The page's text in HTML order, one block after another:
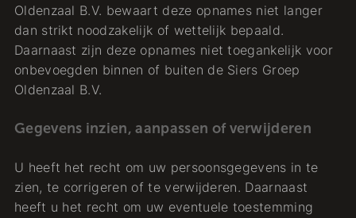
Oldenzaal B.V. bewaart deze opnames niet langer
dan strikt noodzakelijk of wettelijk bepaald.
Daarnaast zijn deze opnames niet toegankelijk voor
onbevoegden binnen of buiten de Siers Groep
Oldenzaal B.V.
Gegevens inzien, aanpassen of verwijderen
U heeft het recht om uw persoonsgegevens in te
zien, te corrigeren of te verwijderen. Daarnaast
heeft u het recht om uw eventuele toestemming